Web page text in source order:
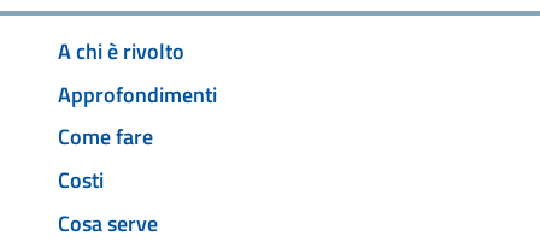
A chi è rivolto
Approfondimenti
Come fare
Costi
Cosa serve